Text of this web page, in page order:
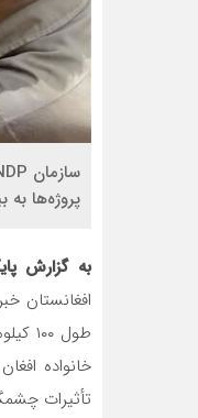
پروژه‌ها به بیش از ۳۷ هزار خانوار دسترسی به آب آشامیدنی را فراهم
به گزارش
خانواده
تأثیرات